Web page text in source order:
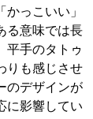
っこいい」
る意味では長
平手のタトゥ
りも感じさせ
のデザインが
に影響してい